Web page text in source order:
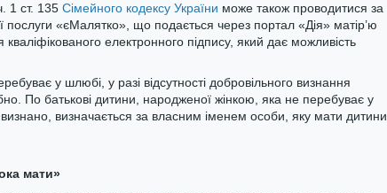
1 ст. 135 Сімейного кодексу України може також проводитися за
«єМалятко», що подається через портал «Дія» матір’ю
електронного підпису, який дає можливість
у шлюбі, у разі відсутності добровільного визнання
По батькові дитини, народженої жінкою, яка не перебуває у
визначається за власним іменем особи, яку мати дитини
мати»